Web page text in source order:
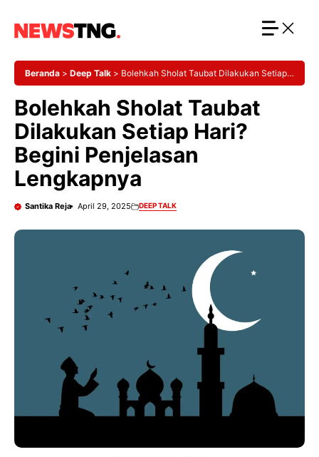
Beranda > Deep Talk > Bolehkah Sholat Taubat Dilakukan Setiap
Bolehkah Sholat Taubat
Dilakukan Setiap Hari?
Begini Penjelasan
Lengkapnya
Santika Reja April 29, 2025 DEEP TALK